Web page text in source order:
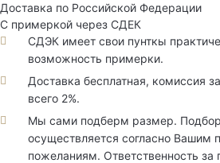
Доставка по Российской Федерации
С примеркой через СДЕК
СДЭК имеет свои пунткы
возможность примерки.
Доставка бесплатная, комиссия
всего 2%.
Мы сами подберм размер.
осуществляется согласно Вашим
пожеланиям. Ответственность за